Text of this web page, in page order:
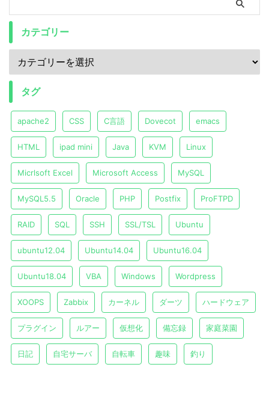
カテゴリー
タグ
apache2 CSS C言語 Dovecot emacs
HTML ipad mini Java KVM Linux
Micrlsoft Excel Microsoft Access MySQL
MySQL5.5 Oracle PHP Postfix ProFTPD
RAID SQL SSH SSL/TSL Ubuntu
ubuntu12.04 Ubuntu14.04 Ubuntu16.04
Ubuntu18.04 VBA Windows Wordpress
XOOPS Zabbix カーネル ダーツ ハードウェア
プラグイン ルアー 仮想化 備忘録 家庭菜園
日記 自宅サーバ 自転車 趣味 釣り